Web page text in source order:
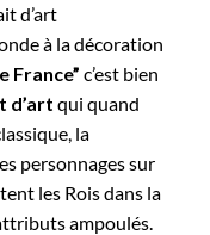
d’art
à la décoration
France” c’est bien
d’art qui quand
la
personnages sur
les Rois dans la
ampoulés.